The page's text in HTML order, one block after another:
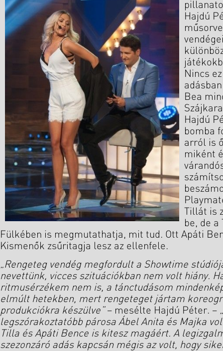
Hajdú
Nincs
Bea
Hajdú
bomba
arról is
miként
Tillát is
be, de a
Fülkében is megmutathatja, mit tud. Ott Apáti
Kismenők zsűritagja lesz az ellenfele.
„Rengeteg vendég megfordult a Showtime
nevettünk, vicces szituációkban nem volt hiány.
ritmusérzékem nem is, a tánctudásom
elmúlt hetekben, mert rengeteget jártam
produkciókra készülve”– mesélte Hajdú Péter. –
legszórakoztatóbb párosa Ábel Anita és Majka
Tilla és Apáti Bence is kitesz magáért. A
szezonzáró adás kapcsán mégis az volt, hogy